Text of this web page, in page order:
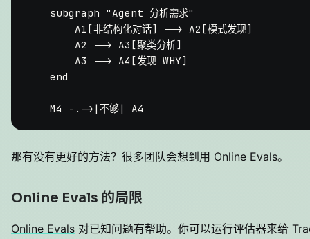
    subgraph "Agent 分析需求"
        A1[非结构化对话] --> A2[模式发现]
        A2 --> A3[聚类分析]
        A3 --> A4[发现 WHY]
    end
那有没有更好的方法？很多团队会想到用 Online Evals。
Online Evals 的局限
Online Evals 对已知问题有帮助。你可以运行评估器来给